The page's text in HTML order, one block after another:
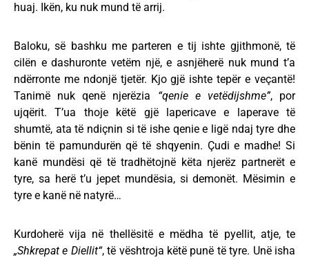
huaj. Ikën, ku nuk mund të arrij.
Baloku, së bashku me parteren e tij ishte gjithmonë, të
cilën e dashuronte vetëm një, e asnjëherë nuk mund t’a
ndërronte me ndonjë tjetër. Kjo gjë ishte tepër e veçantë!
Tanimë nuk qenë njerëzia “qenie e vetëdijshme”, por
ujqërit. T’ua thoje këtë gjë lapericave e laperave të
shumtë, ata të ndiçnin si të ishe qenie e ligë ndaj tyre dhe
bënin të pamundurën që të shqyenin. Çudi e madhe! Si
kanë mundësi që të tradhëtojnë këta njerëz partnerët e
tyre, sa herë t’u jepet mundësia, si demonët. Mësimin e
tyre e kanë në natyrë…
Kurdoherë vija në thellësitë e mëdha të pyellit, atje, te
„Shkrepat e Diellit“, të vështroja këtë punë të tyre. Unë isha